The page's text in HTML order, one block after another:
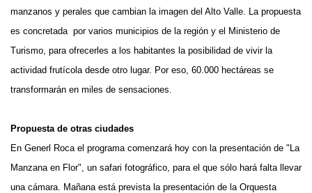
manzanos y perales que cambian la imagen del Alto Valle. La propuesta
es concretada por varios municipios de la región y el Ministerio de
Turismo, para ofrecerles a los habitantes la posibilidad de vivir la
actividad frutícola desde otro lugar. Por eso, 60.000 hectáreas se
transformarán en miles de sensaciones.
Propuesta de otras ciudades
En Generl Roca el programa comenzará hoy con la presentación de "La
Manzana en Flor", un safari fotográfico, para el que sólo hará falta llevar
una cámara. Mañana está prevista la presentación de la Orquesta